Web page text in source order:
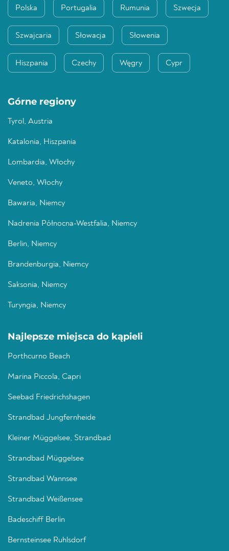
Polska Portugalia Rumunia Szwecja
Szwajcaria Słowacja Słowenia
Hiszpania Czechy Węgry Cypr
Górne regiony
Tyrol, Austria
Katalonia, Hiszpania
Lombardia, Włochy
Veneto, Włochy
Bawaria, Niemcy
Nadrenia Północna-Westfalia, Niemcy
Berlin, Niemcy
Brandenburgia, Niemcy
Saksonia, Niemcy
Turyngia, Niemcy
Najlepsze miejsca do kąpieli
Porthcurno Beach
Marina Piccola, Capri
Seebad Friedrichshagen
Strandbad Jungfernheide
Kleiner Müggelsee, Strandbad
Strandbad Müggelsee
Strandbad Wannsee
Strandbad Weißensee
Badeschiff Berlin
Bernsteinsee Ruhlsdorf